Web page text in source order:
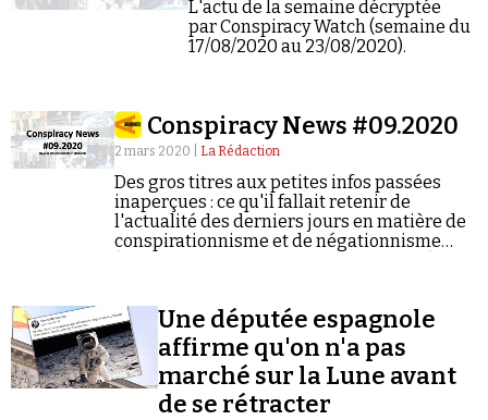
L'actu de la semaine décryptée
par Conspiracy Watch (semaine du
17/08/2020 au 23/08/2020).
Conspiracy News #09.2020
2 mars 2020 | La Rédaction
Des gros titres aux petites infos passées
inaperçues : ce qu'il fallait retenir de
l'actualité des derniers jours en matière de
conspirationnisme et de négationnisme
Une députée espagnole
affirme qu'on n'a pas
marché sur la Lune avant
de se rétracter